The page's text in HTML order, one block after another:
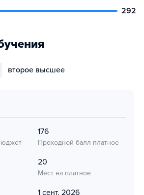
292
второе высшее
176
Проходной балл платное
20
Мест на платное
1 сент. 2026